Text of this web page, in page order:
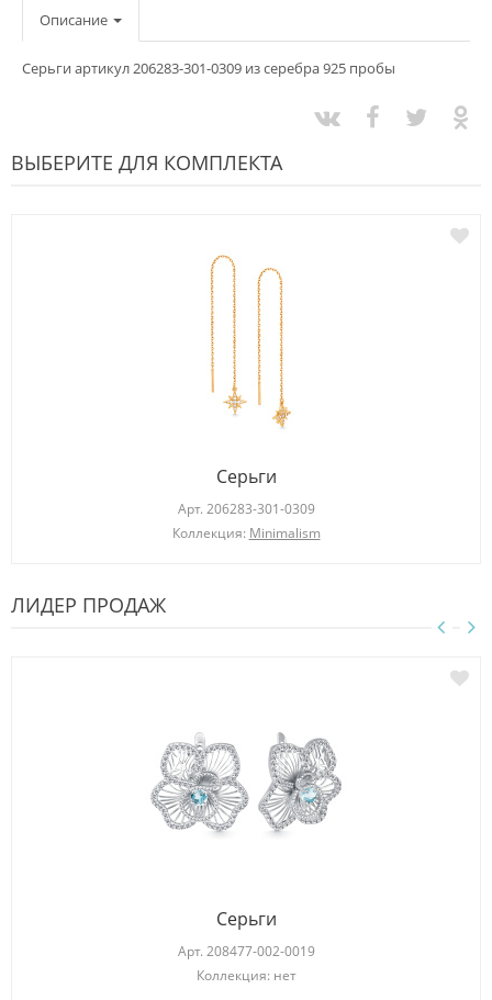
Описание
Серьги артикул 206283-301-0309 из серебра 925 пробы
ВЫБЕРИТЕ ДЛЯ КОМПЛЕКТА
Серьги
Арт. 206283-301-0309
Коллекция: Minimalism
ЛИДЕР ПРОДАЖ
Серьги
Арт. 208477-002-0019
Коллекция: нет